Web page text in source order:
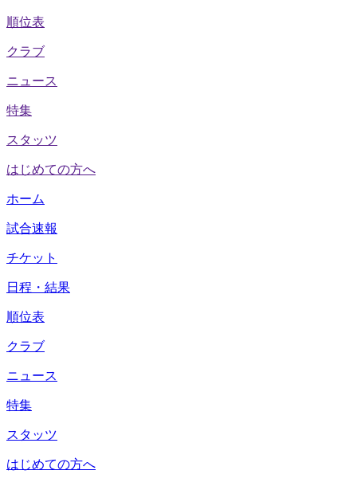
順位表
クラブ
ニュース
特集
スタッツ
はじめての方へ
ホーム
試合速報
チケット
日程・結果
順位表
クラブ
ニュース
特集
スタッツ
はじめての方へ